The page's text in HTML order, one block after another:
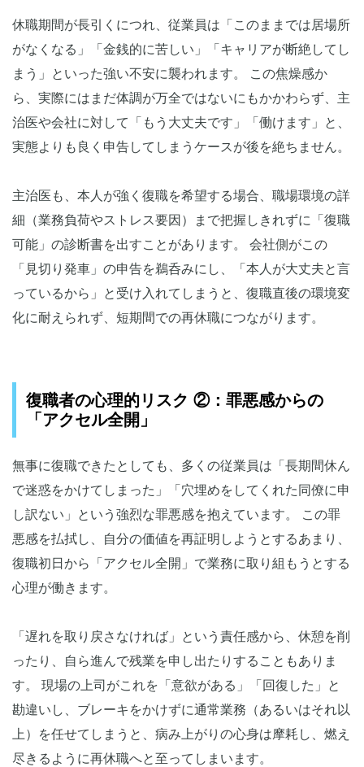
休職期間が長引くにつれ、従業員は「このままでは居場所
がなくなる」「金銭的に苦しい」「キャリアが断絶してし
まう」といった強い不安に襲われます。 この焦燥感か
ら、実際にはまだ体調が万全ではないにもかかわらず、主
治医や会社に対して「もう大丈夫です」「働けます」と、
実態よりも良く申告してしまうケースが後を絶ちません。
主治医も、本人が強く復職を希望する場合、職場環境の詳
細（業務負荷やストレス要因）まで把握しきれずに「復職
可能」の診断書を出すことがあります。 会社側がこの
「見切り発車」の申告を鵜呑みにし、「本人が大丈夫と言
っているから」と受け入れてしまうと、復職直後の環境変
化に耐えられず、短期間での再休職につながります。
復職者の心理的リスク ②：罪悪感からの
「アクセル全開」
無事に復職できたとしても、多くの従業員は「長期間休ん
で迷惑をかけてしまった」「穴埋めをしてくれた同僚に申
し訳ない」という強烈な罪悪感を抱えています。 この罪
悪感を払拭し、自分の価値を再証明しようとするあまり、
復職初日から「アクセル全開」で業務に取り組もうとする
心理が働きます。
「遅れを取り戻さなければ」という責任感から、休憩を削
ったり、自ら進んで残業を申し出たりすることもありま
す。 現場の上司がこれを「意欲がある」「回復した」と
勘違いし、ブレーキをかけずに通常業務（あるいはそれ以
上）を任せてしまうと、病み上がりの心身は摩耗し、燃え
尽きるように再休職へと至ってしまいます。